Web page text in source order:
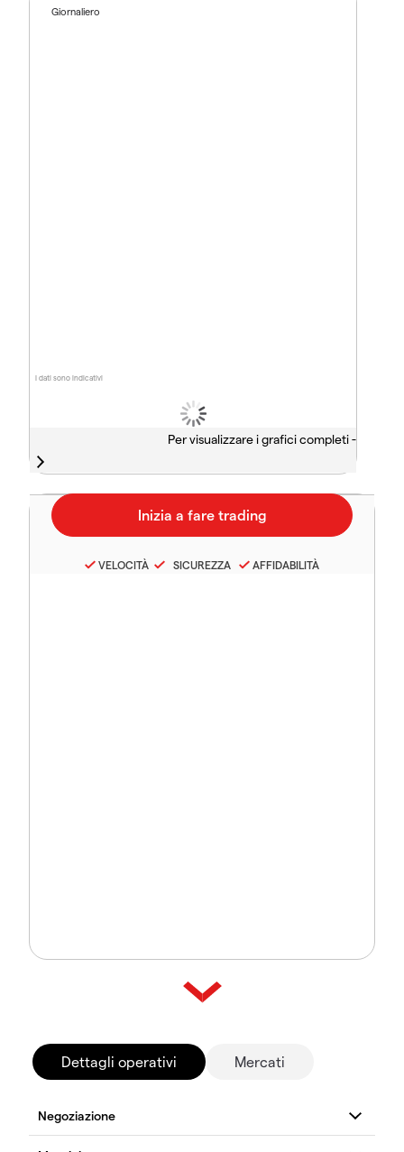
I dati sono indicativi
Giornaliero
Per visualizzare i grafici completi -
VELOCITÀ SICUREZZA AFFIDABILITÀ
Dettagli operativi Mercati